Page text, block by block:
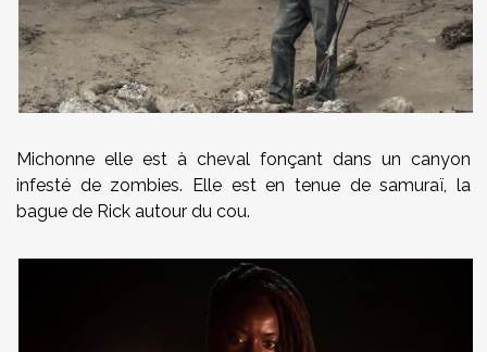
Michonne elle est à cheval fonçant dans un canyon
infesté de zombies. Elle est en tenue de samuraï, la
bague de Rick autour du cou.